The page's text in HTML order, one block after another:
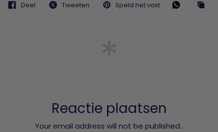
Deel Tweeten Speld het vast
Reactie plaatsen
Your email address will not be published..